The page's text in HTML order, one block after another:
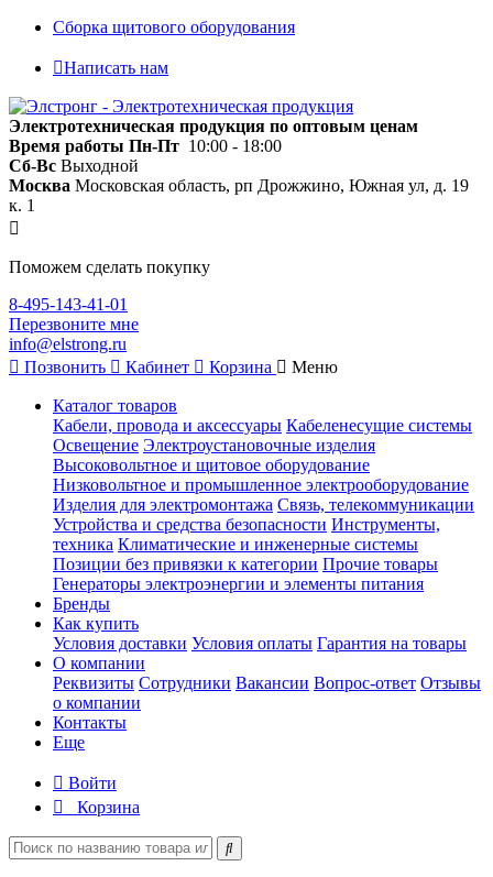
Сборка щитового оборудования
Написать нам
Электротехническая продукция по оптовым ценам
Время работы Пн-Пт 10:00 - 18:00
Сб-Вс Выходной
Москва Московская область, рп Дрожжино, Южная ул, д. 19
к. 1
Поможем сделать покупку
8-495-143-41-01
Перезвоните мне
info@elstrong.ru
Позвонить
Кабинет Корзина Меню
Каталог товаров
Кабели, провода и аксессуары Кабеленесущие системы
Освещение Электроустановочные изделия
Высоковольтное и щитовое оборудование
Низковольтное и промышленное электрооборудование
Изделия для электромонтажа Связь, телекоммуникации
Устройства и средства безопасности Инструменты,
техника Климатические и инженерные системы
Позиции без привязки к категории Прочие товары
Генераторы электроэнергии и элементы питания
Бренды
Как купить
Условия доставки Условия оплаты Гарантия на товары
О компании
Реквизиты Сотрудники Вакансии Вопрос-ответ Отзывы
о компании
Контакты
Еще
Войти
Корзина